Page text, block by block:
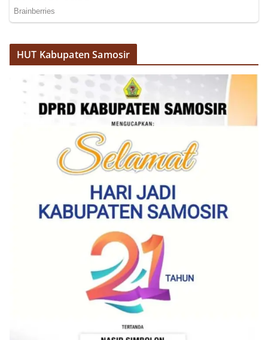
situasi kamtibmas di sekitar mereka.‎‎‎Salah satu
sambang ini adalah imbauan kepada warga untuk
memasang bendera Merah Putih secara penuh,
bukan setengah tiang, sebagai bentuk
penghormatan dan rasa cinta tanah air
menjelang perayaan HUT Kemerdekaan RI.
Petugas mengingatkan bahwa pemasangan
bendera dengan benar merupakan salah satu
wujud nyata partisipasi masyarakat dalam
memperingati hari bersejarah bangsa
Indonesia.‎‎”Kami mengimbau kepada seluruh
warga agar mulai mempersiapkan dan memasang
bendera Merah Putih di depan rumah masing-
masing secara penuh. Ini adalah bentuk
penghormatan kita bersama terhadap
perjuangan para pahlawan yang telah merebut
kemerdekaan,” ujar Aiptu Muliyadi Suraukur saat
berdialog dengan warga.‎‎Ia juga menambahkan
agar warga memperhatikan kondisi bendera yang
akan dikibarkan, memastikan bendera dalam
keadaan bersih, tidak sobek, dan layak untuk
dikibarkan sebagai simbol kehormatan
negara.‎‎‎Selain menyampaikan imbauan terkait
bendera, kegiatan sambang DDS ini juga
dimanfaatkan sebagai sarana deteksi dini (early
warning) guna mengantisipasi potensi gangguan
HUT Kabupaten Samosir